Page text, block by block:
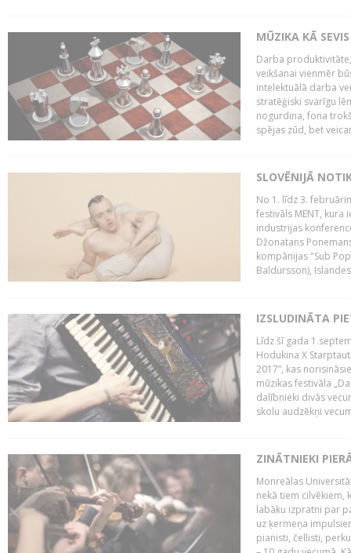
MŪZIKA KĀ
Darba
veikšanai vienmēr
intelektuālā darba
stratēģiski svarīgu
nogurdina, fona
spējas zūd, bet
SLOVĒNIJĀ
No 1. līdz 3.
festivāls MENT, kura
industrijas
Džonatans
kompānijas "Sub
Baldursson),
IZSLUDINĀTA
Līdz šī gada
Hodukina X
2017”, kas
mūzikas festivāla
dalībnieki divās
skolu audzēkņi
ZINĀTNIEKI
Monreālas
nekā tiem cilvēkiem,
labāku izpratni par
uz ķermeņa
pianisti, čellisti,